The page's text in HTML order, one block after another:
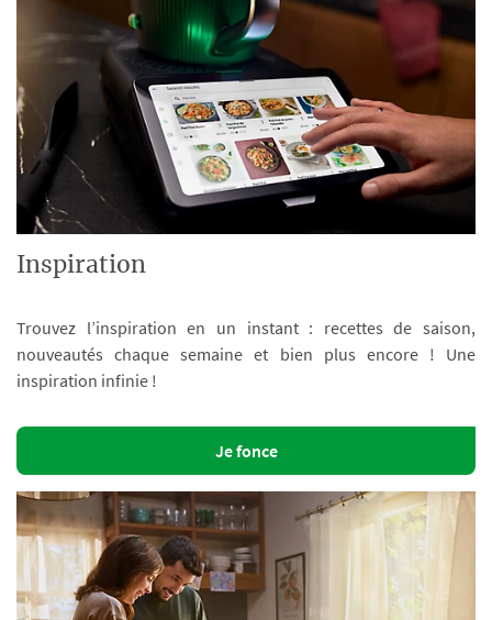
Inspiration
Trouvez l’inspiration en un instant : recettes de saison,
nouveautés chaque semaine et bien plus encore ! Une
inspiration infinie !
Je fonce